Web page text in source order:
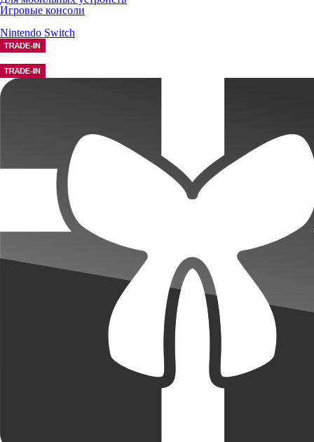
Игровые консоли
Nintendo Switch